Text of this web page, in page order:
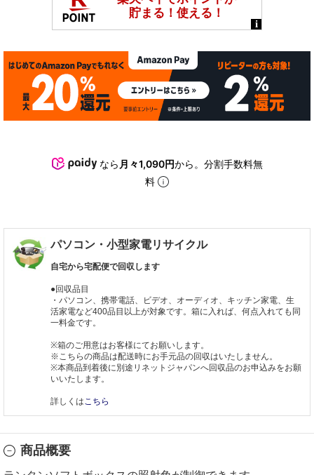
なら 月々1,090円から。分割手数料無
料
パソコン・小型家電リサイクル
自宅から宅配便で回収します
●回収品目
・パソコン、携帯電話、ビデオ、オーディオ、キッチン家電、生
活家電など400品目以上が対象です。箱に入れば、何点入れても同
一料金です。
※箱のご用意はお客様にてお願いします。
※こちらの商品は配送時にお手元品の回収はいたしません。
※本商品到着後に別途リネットジャパンへ回収品のお申込みをお願
いいたします。
詳しくはこちら
商品概要